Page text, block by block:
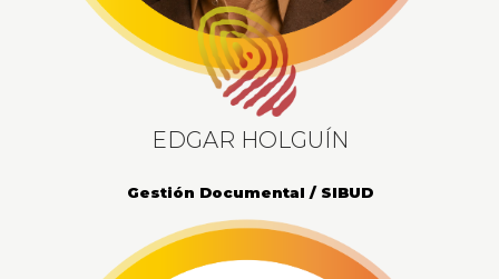
EDGAR HOLGUÍN
Gestión Documental / SIBUD